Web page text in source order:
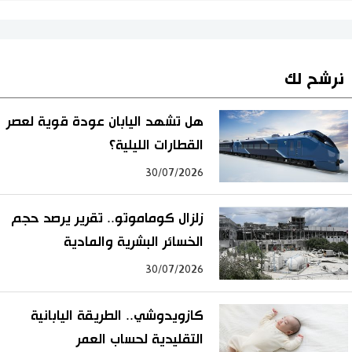
نرشح لك
هل تشهد اليابان عودة قوية لعصر
القطارات الليلية؟
30/07/2026
زلزال كوماموتو.. تقرير يرصد حجم
الخسائر البشرية والمادية
30/07/2026
كازويدوشي.. الطريقة اليابانية
التقليدية لحساب العمر